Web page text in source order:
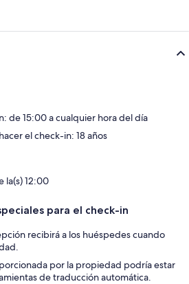
de 15:00 a cualquier hora del día
el check-in: 18 años
la(s) 12:00
para el check-in
recibirá a los huéspedes cuando
por la propiedad podría estar
de traducción automática.